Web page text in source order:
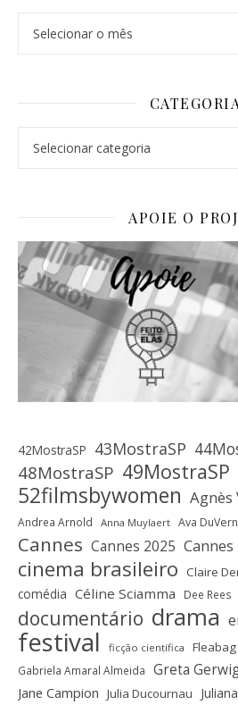
APOIE O
42MostraSP 43MostraSP
48MostraSP 49MostraSP
52filmsbywomen Agnès
Andrea Arnold Anna Muylaert Ava
Cannes Cannes 2025 Cannes
cinema brasileiro Claire
comédia Céline Sciamma Dee Rees
documentário drama
festival ficção científica Fleabag
Gabriela Amaral Almeida Greta
Jane Campion Julia Ducournau